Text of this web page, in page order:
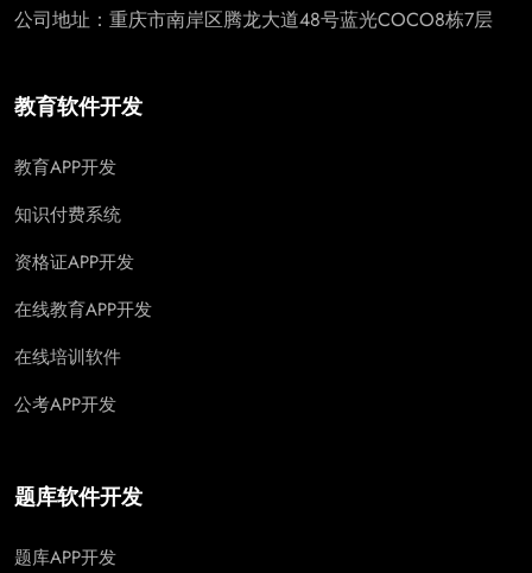
公司地址：重庆市南岸区腾龙大道48号蓝光COCO8栋7层
教育软件开发
教育APP开发
知识付费系统
资格证APP开发
在线教育APP开发
在线培训软件
公考APP开发
题库软件开发
题库APP开发